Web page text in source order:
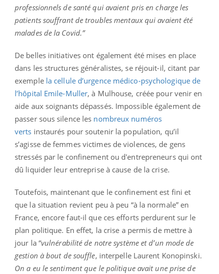
professionnels de santé qui avaient pris en charge les
patients souffrant de troubles mentaux qui avaient été
malades de la Covid.”
De belles initiatives ont également été mises en place
dans les structures généralistes, se réjouit-il, citant par
exemple la cellule d’urgence médico-psychologique de
l’hôpital Emile-Muller, à Mulhouse, créée pour venir en
aide aux soignants dépassés. Impossible également de
passer sous silence les nombreux numéros
verts instaurés pour soutenir la population, qu’il
s’agisse de femmes victimes de violences, de gens
stressés par le confinement ou d'entrepreneurs qui ont
dû liquider leur entreprise à cause de la crise.
Toutefois, maintenant que le confinement est fini et
que la situation revient peu à peu “à la normale” en
France, encore faut-il que ces efforts perdurent sur le
plan politique. En effet, la crise a permis de mettre à
jour la “vulnérabilité de notre système et d’un mode de
gestion à bout de souffle, interpelle Laurent Konopinski.
On a eu le sentiment que le politique avait une prise de